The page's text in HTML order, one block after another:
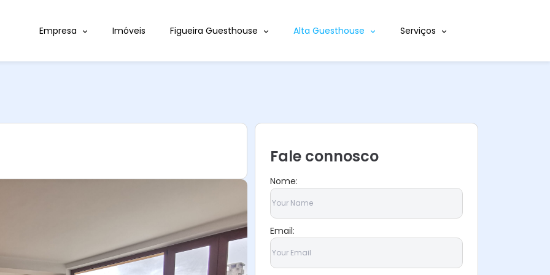
Empresa Imóveis Figueira Guesthouse Alta Guesthouse Serviços